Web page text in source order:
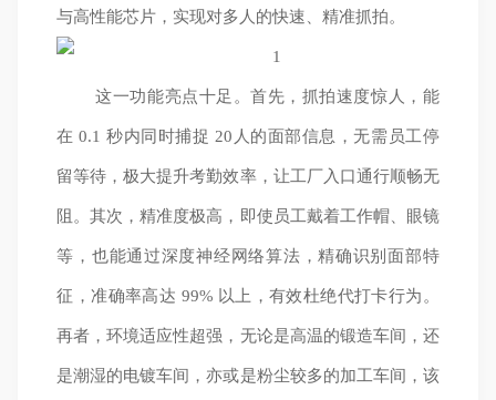
与高性能芯片，实现对多人的快速、精准抓拍。
这一功能亮点十足。首先，抓拍速度惊人，能
在 0.1 秒内同时捕捉 20人的面部信息，无需员工停
留等待，极大提升考勤效率，让工厂入口通行顺畅无
阻。其次，精准度极高，即使员工戴着工作帽、眼镜
等，也能通过深度神经网络算法，精确识别面部特
征，准确率高达 99% 以上，有效杜绝代打卡行为。
再者，环境适应性超强，无论是高温的锻造车间，还
是潮湿的电镀车间，亦或是粉尘较多的加工车间，该